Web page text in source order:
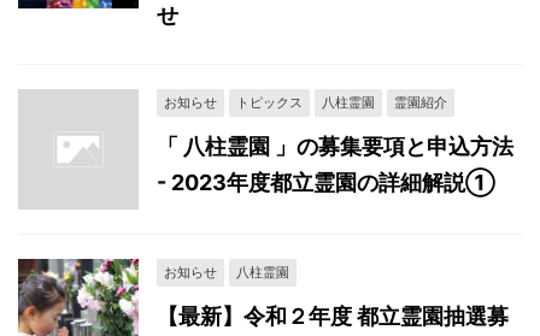
せ
お知らせ トピックス 八柱霊園 霊園紹介
「 八柱霊園 」の募集要項と申込方法
- 2023年度都立霊園の詳細解説①
お知らせ 八柱霊園
【最新】令和２年度 都立霊園抽選募